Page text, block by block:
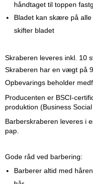
håndtaget til toppen
Bladet kan skære på
skifter bladet
Skraberen leveres inkl. 10
Skraberen har en vægt på
Opbevarings beholder
Producenten er BSCI-
produktion (Business
Barberskraberen leveres i
pap.
Gode råd ved barbering:
Barberer altid med